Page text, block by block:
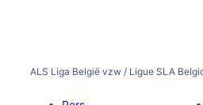
ALS Liga België vzw / Ligue SLA